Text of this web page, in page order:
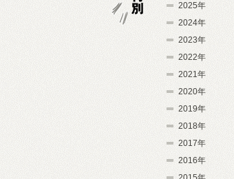
2025年
2024年
2023年
2022年
2021年
2020年
2019年
2018年
2017年
2016年